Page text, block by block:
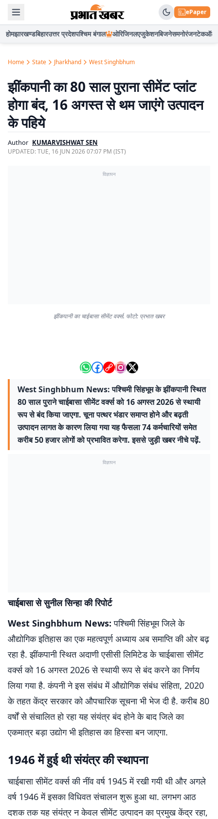
ePaper
होमझारखण्डबिहारउत्तर प्रदेशपश्चिम बंगाल ओरिजिनलएजुकेशनबिजनेसमनोरंजनटेकऑटो
Home State Jharkhand West Singhbhum
झींकपानी का 80 साल पुराना सीमेंट प्लांट
होगा बंद, 16 अगस्त से थम जाएंगे उत्पादन
के पहिये
Author KUMARVISHWAT SEN
UPDATED:TUE, 16 JUN 2026 07:07 PM (IST)
विज्ञापन
झींकपानी का चाईबासा सीमेंट वर्क्स. फोटो: प्रभात खबर
West Singhbhum News: पश्चिमी सिंहभूम के झींकपानी स्थित
80 साल पुराने चाईबासा सीमेंट वर्क्स को 16 अगस्त 2026 से स्थायी
रूप से बंद किया जाएगा. चूना पत्थर भंडार समाप्त होने और बढ़ती
उत्पादन लागत के कारण लिया गया यह फैसला 74 कर्मचारियों समेत
करीब 50 हजार लोगों को प्रभावित करेगा. इससे जुड़ी खबर नीचे पढ़ें.
विज्ञापन
चाईबासा से सुनील सिन्हा की रिपोर्ट
West Singhbhum News: पश्चिमी सिंहभूम जिले के
औद्योगिक इतिहास का एक महत्वपूर्ण अध्याय अब समाप्ति की ओर बढ़
रहा है. झींकपानी स्थित अदाणी एसीसी लिमिटेड के चाईबासा सीमेंट
वर्क्स को 16 अगस्त 2026 से स्थायी रूप से बंद करने का निर्णय
लिया गया है. कंपनी ने इस संबंध में औद्योगिक संबंध संहिता, 2020
के तहत केंद्र सरकार को औपचारिक सूचना भी भेज दी है. करीब 80
वर्षों से संचालित हो रहा यह संयंत्र बंद होने के बाद जिले का
एकमात्र बड़ा उद्योग भी इतिहास का हिस्सा बन जाएगा.
1946 में हुई थी संयंत्र की स्थापना
चाईबासा सीमेंट वर्क्स की नींव वर्ष 1945 में रखी गयी थी और अगले
वर्ष 1946 में इसका विधिवत संचालन शुरू हुआ था. लगभग आठ
दशक तक यह संयंत्र न केवल सीमेंट उत्पादन का प्रमुख केंद्र रहा,